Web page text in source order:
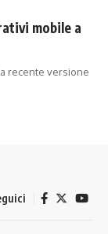
mobile a
recente versione